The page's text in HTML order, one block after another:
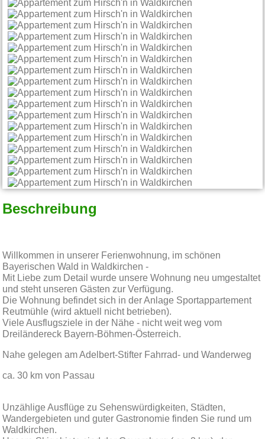
Beschreibung
Willkommen in unserer Ferienwohnung, im schönen
Bayerischen Wald in Waldkirchen -
Mit Liebe zum Detail wurde unsere Wohnung neu umgestaltet
und steht unseren Gästen zur Verfügung.
Die Wohnung befindet sich in der Anlage Sportappartement
Reutmühle (wird aktuell nicht betrieben).
Viele Ausflugsziele in der Nähe - nicht weit weg vom
Dreiländereck Bayern-Böhmen-Österreich.
Nahe gelegen am Adelbert-Stifter Fahrrad- und Wanderweg
ca. 30 km von Passau
Unzählige Ausflüge zu Sehenswürdigkeiten, Städten,
Wandergebieten und guter Gastronomie finden Sie rund um
Waldkirchen.